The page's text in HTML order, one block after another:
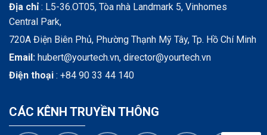
Địa chỉ: L5-36.OT05, Tòa nhà Landmark 5, Vinhomes
Central Park,
720A Điện Biên Phủ, Phường Thạnh Mỹ Tây, Tp. Hồ Chí Minh
Email: hubert@yourtech.vn, director@yourtech.vn
Điện thoại : +84 90 33 44 140
CÁC KÊNH TRUYỀN THÔNG